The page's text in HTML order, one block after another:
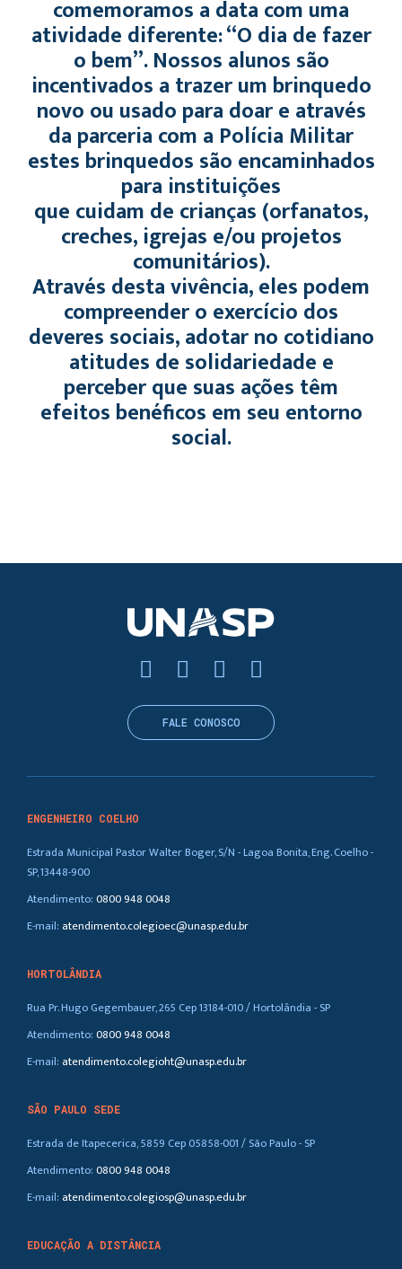
comemoramos a data com uma
atividade diferente: “O dia de fazer
o bem”. Nossos alunos são
incentivados a trazer um brinquedo
novo ou usado para doar e através
da parceria com a Polícia Militar
estes brinquedos são encaminhados
para instituições
que cuidam de crianças (orfanatos,
creches, igrejas e/ou projetos
comunitários).
Através desta vivência, eles podem
compreender o exercício dos
deveres sociais, adotar no cotidiano
atitudes de solidariedade e
perceber que suas ações têm
efeitos benéficos em seu entorno
social.
ENGENHEIRO COELHO
Estrada Municipal Pastor Walter Boger, S/N - Lagoa Bonita, Eng. Coelho -
SP, 13448-900
Atendimento:0800 948 0048
E-mail: atendimento.colegioec@unasp.edu.br
HORTOLÂNDIA
Rua Pr. Hugo Gegembauer, 265 Cep 13184-010 / Hortolândia - SP
Atendimento:0800 948 0048
E-mail: atendimento.colegioht@unasp.edu.br
SÃO PAULO SEDE
Estrada de Itapecerica, 5859 Cep 05858-001 / São Paulo - SP
Atendimento:0800 948 0048
E-mail: atendimento.colegiosp@unasp.edu.br
EDUCAÇÃO A DISTÂNCIA
FALE CONOSCO